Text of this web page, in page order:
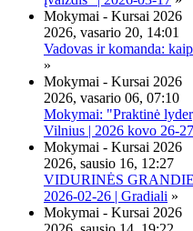
Mokymai - Kursai 2026
2026, vasario 20, 14:01
Vadovas ir komanda:
»
Mokymai - Kursai 2026
2026, vasario 06, 07:10
Mokymai: "Praktinė
Vilnius | 2026 kovo 26-27
Mokymai - Kursai 2026
2026, sausio 16, 12:27
VIDURINĖS
2026-02-26 | Gradiali »
Mokymai - Kursai 2026